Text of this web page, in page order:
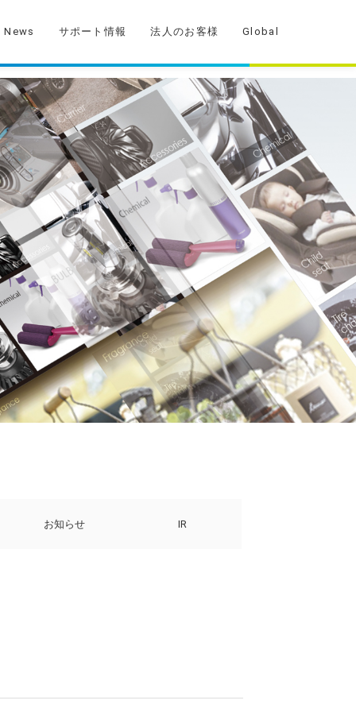
News サポート情報 法人のお客様 Global
お知らせ IR